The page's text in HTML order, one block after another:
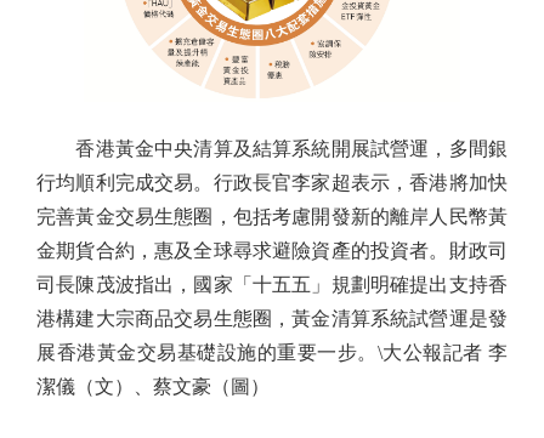
香港黃金中央清算及結算系統開展試營運，多間銀
行均順利完成交易。行政長官李家超表示，香港將加快
完善黃金交易生態圈，包括考慮開發新的離岸人民幣黃
金期貨合約，惠及全球尋求避險資產的投資者。財政司
司長陳茂波指出，國家「十五五」規劃明確提出支持香
港構建大宗商品交易生態圈，黃金清算系統試營運是發
展香港黃金交易基礎設施的重要一步。\大公報記者 李
潔儀（文）、蔡文豪（圖）